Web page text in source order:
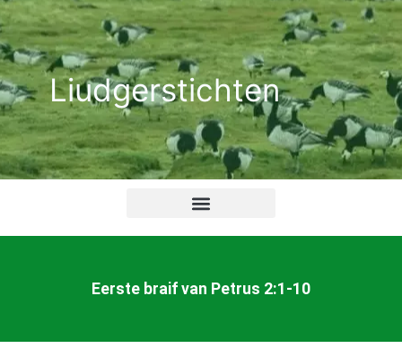
Ga
naar
de
inhoudLiudgerstichten
Eerste braif van Petrus 2:1-10